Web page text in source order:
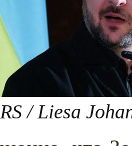
/ Liesa